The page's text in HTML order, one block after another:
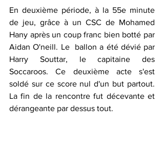
En deuxième période, à la 55e minute
de jeu, grâce à un CSC de Mohamed
Hany après un coup franc bien botté par
Aidan O'neill. Le  ballon a été dévié par
Harry Souttar, le capitaine des
Soccaroos. Ce deuxième acte s'est
soldé sur ce score nul d'un but partout.
La fin de la rencontre fut décevante et
dérangeante par dessus tout.